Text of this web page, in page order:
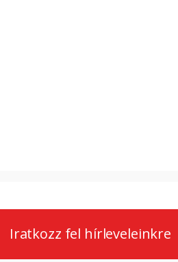
Iratkozz fel hírleveleinkre